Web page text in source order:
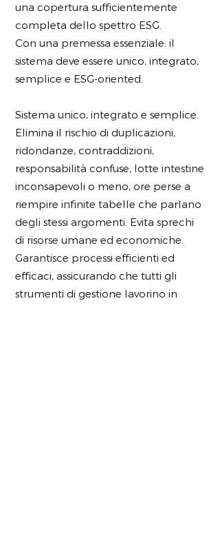
una copertura sufficientemente
completa dello spettro ESG.
Con una premessa essenziale: il
sistema deve essere unico, integrato,
semplice e ESG-oriented.
Sistema unico, integrato e semplice.
Elimina il rischio di duplicazioni,
ridondanze, contraddizioni,
responsabilità confuse, lotte intestine
inconsapevoli o meno, ore perse a
riempire infinite tabelle che parlano
degli stessi argomenti. Evita sprechi
di risorse umane ed economiche.
Garantisce processi efficienti ed
efficaci, assicurando che tutti gli
strumenti di gestione lavorino in